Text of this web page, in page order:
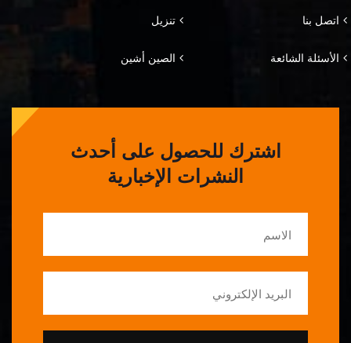
اتصل بنا تنزيل
الأسئلة الشائعة الصين أشين
اشترك للحصول على أحدث
النشرات الإخبارية